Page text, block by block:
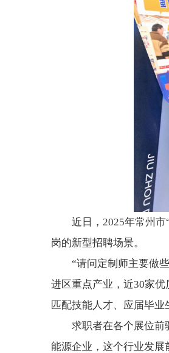
近日，2025年常州
岗的新型招聘场景。
“请问定制师主要做
进区重点产业，近30家
匹配技能人才、应届毕
求职者在各个展位前
能源企业，这个行业发展